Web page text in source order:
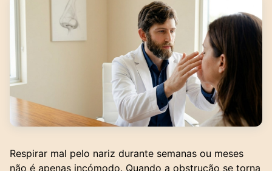
Respirar mal pelo nariz durante semanas ou meses
não é apenas incómodo. Quando a obstrução se torna